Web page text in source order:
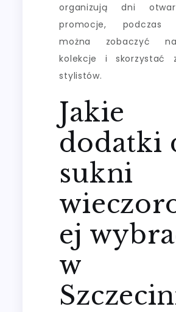
organizują dni
promocje, podczas
można zobaczyć
kolekcje i skorzystać
stylistów.
Jakie
dodatki
sukni
ej
w